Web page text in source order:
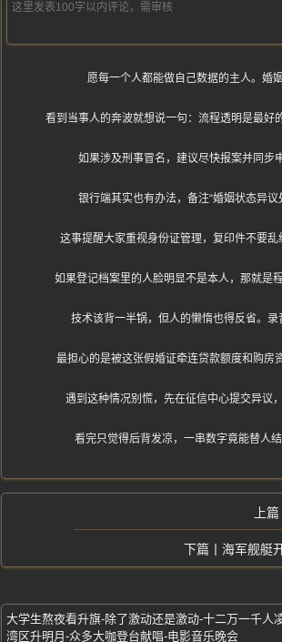
愿每一个人都能做自己数据的主人。婚
看到当事人的奔波就想说一句：流程透明是最好
如果涉及刑事冒名，建议尽快报案并同步
银行端其实也有办法，备注“婚姻状态异
这事提醒大家重视身份证管理，复印件不要
如果登记档案里的人脸明显不是本人，那就是
技术该背一半锅，但人的懒惰也得反省。
最担心的是被这张假婚证牵连贷款额度和购房
遇到这种情况别慌，先在征信中心提交异议
看完只觉得后背发凉，一串数字竟能替人
海军舰艇
大学生熬夜看升旗-除了激动还是激动-十二万一千人
湾区升明月-众多大咖登台献唱-电影音乐晚会